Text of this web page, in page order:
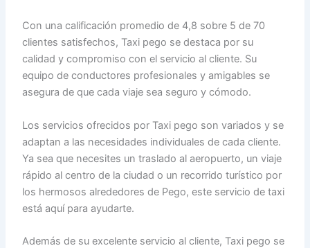
Con una calificación promedio de 4,8 sobre 5 de 70
clientes satisfechos, Taxi pego se destaca por su
calidad y compromiso con el servicio al cliente. Su
equipo de conductores profesionales y amigables se
asegura de que cada viaje sea seguro y cómodo.
Los servicios ofrecidos por Taxi pego son variados y se
adaptan a las necesidades individuales de cada cliente.
Ya sea que necesites un traslado al aeropuerto, un viaje
rápido al centro de la ciudad o un recorrido turístico por
los hermosos alrededores de Pego, este servicio de taxi
está aquí para ayudarte.
Además de su excelente servicio al cliente, Taxi pego se